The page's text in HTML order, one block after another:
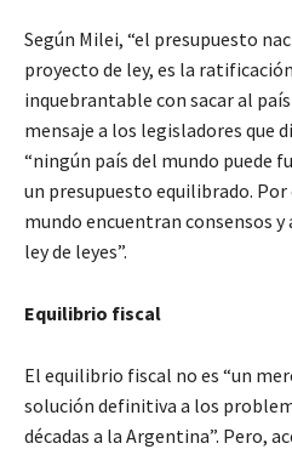
Según Milei, “el presupuesto
proyecto de ley, es la
inquebrantable con sacar al
mensaje a los legisladores que
“ningún país del mundo puede
un presupuesto equilibrado.
mundo encuentran consensos y
ley de leyes”.
Equilibrio fiscal
El equilibrio fiscal no es “un
solución definitiva a los
décadas a la Argentina”. Pero,